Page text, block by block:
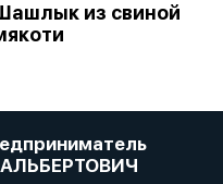
из свиной